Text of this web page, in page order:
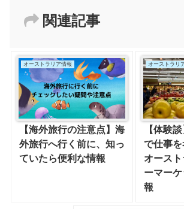
関連記事
オーストラリア情報
【海外旅行の注意点】海
外旅行へ行く前に、知っ
ていたら便利な情報
オーストラリ
【体験
で仕事
オース
ーマー
報